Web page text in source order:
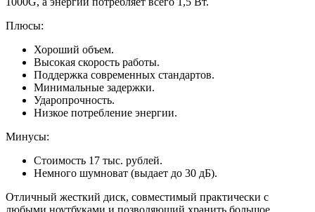
Плюсы:
Хороший объем.
Высокая скорость работы.
Поддержка современных стандартов.
Минимальные задержки.
Ударопрочность.
Низкое потребление энергии.
Минусы:
Стоимость 17 тыс. рублей.
Немного шумноват (выдает до 30 дБ).
Отличный жесткий диск, совместимый практически с
любыми ноутбуками и позволяющий хранить большое